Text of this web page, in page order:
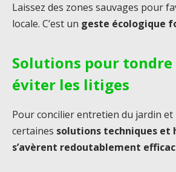
Laissez des zones sauvages pour
locale. C’est un geste écologique
Solutions pour
éviter les litiges
Pour concilier entretien du jardin et
certaines solutions techniques et
s’avèrent redoutablement